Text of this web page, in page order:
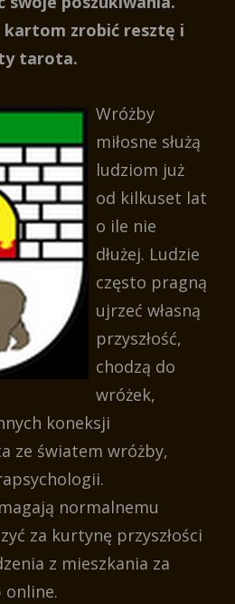
kartom zrobić resztę i
tarota.
Wróżby
miłosne służą
ludziom już
od kilkuset lat
o ile nie
dłużej. Ludzie
często pragną
ujrzeć własną
przyszłość,
chodzą do
wróżek,
koneksji
ze światem wróżby,
normalnemu
za kurtynę przyszłości
z mieszkania za
online.